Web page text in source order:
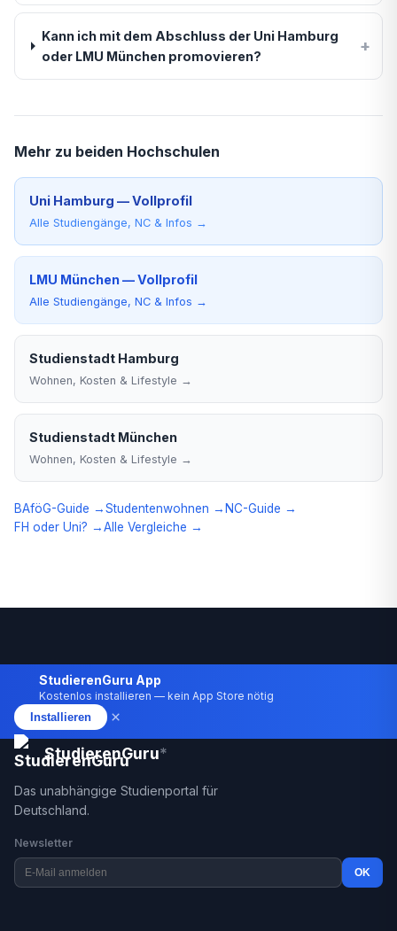
Kann ich mit dem Abschluss der Uni Hamburg
oder LMU München promovieren?
+
Mehr zu beiden Hochschulen
Uni Hamburg — Vollprofil
Alle Studiengänge, NC & Infos →
LMU München — Vollprofil
Alle Studiengänge, NC & Infos →
Studienstadt Hamburg
Wohnen, Kosten & Lifestyle →
Studienstadt München
Wohnen, Kosten & Lifestyle →
BAföG-Guide →Studentenwohnen → NC-Guide →
FH oder Uni? →Alle Vergleiche →
StudierenGuru App
Kostenlos installieren — kein App Store nötig
Installieren
×
StudierenGuru*
Das unabhängige Studienportal für
Deutschland.
Newsletter
OK